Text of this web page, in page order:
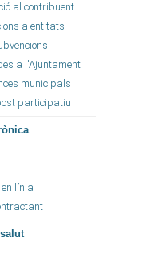
al contribuent
a entitats
a l'Ajuntament
municipals
participatiu
línia